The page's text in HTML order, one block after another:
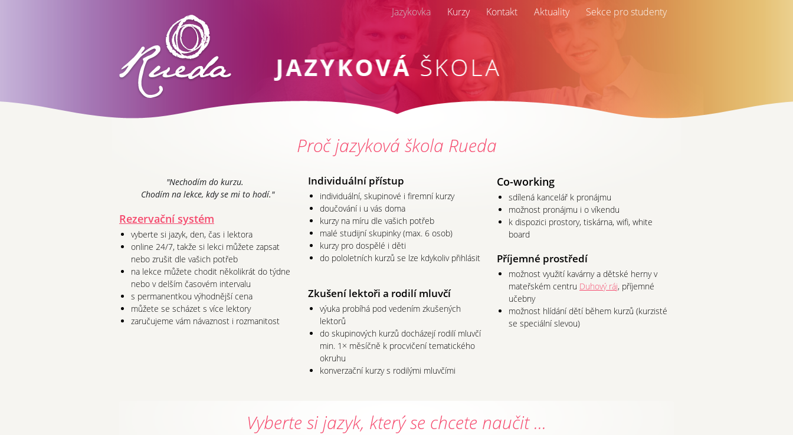
Jazykovka Kurzy Kontakt Aktuality Sekce pro studenty
Proč jazyková škola Rueda
"Nechodím do kurzu.
Chodím na lekce, kdy se mi to hodí."
Rezervační systém
vyberte si jazyk, den, čas i lektora
online 24/7, takže si lekci můžete zapsat
nebo zrušit dle vašich potřeb
na lekce můžete chodit několikrát do týdne
nebo v delším časovém intervalu
s permanentkou výhodnější cena
můžete se scházet s více lektory
zaručujeme vám návaznost i rozmanitost
Individuální přístup
individuální, skupinové i firemní kurzy
doučování i u vás doma
kurzy na míru dle vašich potřeb
malé studijní skupinky (max. 6 osob)
kurzy pro dospělé i děti
do pololetních kurzů se lze kdykoliv přihlásit
Zkušení lektoři a rodilí mluvčí
výuka probíhá pod vedením zkušených
lektorů
do skupinových kurzů docházejí rodilí mluvčí
min. 1× měsíčně k procvičení tematického
okruhu
konverzační kurzy s rodilými mluvčími
Co-working
sdílená kancelář k pronájmu
možnost pronájmu i o víkendu
k dispozici prostory, tiskárna, wifi, white
board
Příjemné prostředí
možnost využití kavárny a dětské herny v
mateřském centru Duhový ráj, příjemné
učebny
možnost hlídání dětí během kurzů (kurzisté
se speciální slevou)
Vyberte si jazyk, který se chcete naučit ...